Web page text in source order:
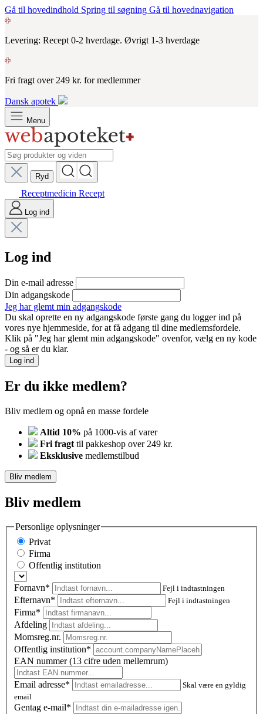
Gå til hovedindhold Spring til søgning Gå til hovednavigation
Levering: Recept 0-2 hverdage. Øvrigt 1-3 hverdage
Fri fragt over 249 kr. for medlemmer
Dansk apotek
Menu
Ryd
Receptmedicin Recept
Log ind
Log ind
Din e-mail adresse
Din adgangskode
Jeg har glemt min adgangskode
Du skal oprette en ny adgangskode første gang du logger ind på
vores nye hjemmeside, for at få adgang til dine medlemsfordele.
Klik på "Jeg har glemt min adgangskode" ovenfor, vælg en ny kode
- og så er du klar.
Log ind
Er du ikke medlem?
Bliv medlem og opnå en masse fordele
Altid 10% på 1000-vis af varer
Fri fragt til pakkeshop over 249 kr.
Eksklusive medlemstilbud
Bliv medlem
Bliv medlem
Personlige oplysninger
Privat
Firma
Offentlig institution
Fornavn* Fejl i indtastningen
Efternavn* Fejl i indtastningen
Firma*
Afdeling
Momsreg.nr.
Offentlig institution*
EAN nummer (13 cifre uden mellemrum)
Email adresse*
Skal være en gyldig
email
Gentag e-mail*